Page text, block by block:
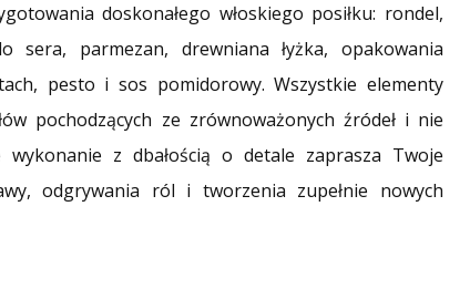
doskonałego włoskiego posiłku: rondel,
sera, parmezan, drewniana łyżka, opakowania
pesto i sos pomidorowy. Wszystkie elementy
pochodzących ze zrównoważonych źródeł i nie
wykonanie z dbałością o detale zaprasza Twoje
odgrywania ról i tworzenia zupełnie nowych